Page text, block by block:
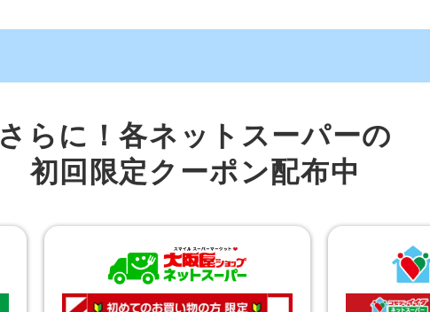
さらに！各ネットスーパーの
初回限定クーポン配布中